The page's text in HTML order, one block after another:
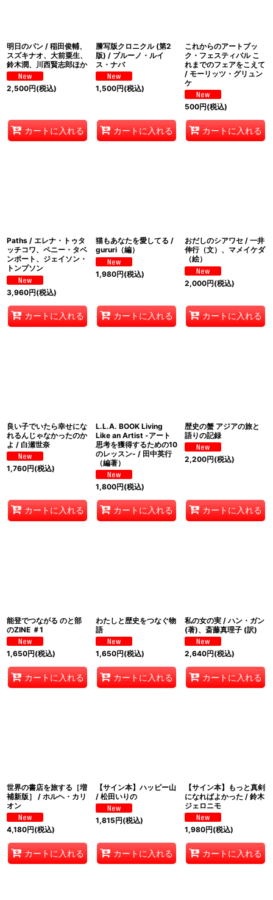
明日のパン / 稲田俊輔、
スズキナオ、大前粟生、
鈴木潤、川西賢志郎ほか
2,500円(税込)
カートに入れる
謄写版クロニクル (第2
版) / ブルーノ・ルイ
ス・ナバ
1,500円(税込)
カートに入れる
これからのアートブッ
ク・フェスティバル こ
れまでのフェアをこえて
/ モーリッツ・グリュン
ケ
500円(税込)
カートに入れる
Paths / エレナ・トゥタ
ッチコワ、ペニー・タベ
ンポート、ジェイソン・
トンプソン
3,960円(税込)
カートに入れる
猫もあなたを愛してる /
gururi（編）
1,980円(税込)
カートに入れる
おだしのシアワセ / 一井
伸行（文）、マメイケダ
（絵）
2,000円(税込)
カートに入れる
良い子でいたら幸せにな
れるんじゃなかったのか
よ / 白瀬世奈
1,760円(税込)
カートに入れる
L.L.A. BOOK Living
Like an Artist -アート
思考を獲得するための10
のレッスン- / 田中英行
（編著）
1,800円(税込)
カートに入れる
歴史の蟹 アジアの旅と
語りの記録
2,200円(税込)
カートに入れる
能登でつながる のと部
のZINE ＃1
1,650円(税込)
カートに入れる
わたしと歴史をつなぐ物
語
1,650円(税込)
カートに入れる
私の女の実 / ハン・ガン
(著)、斎藤真理子 (訳)
2,640円(税込)
カートに入れる
世界の書店を旅する［増
補新版］ / ホルヘ・カリ
オン
4,180円(税込)
カートに入れる
【サイン本】ハッピー山
/ 松田いりの
1,815円(税込)
カートに入れる
【サイン本】もっと真剣
になればよかった / 鈴木
ジェロニモ
1,980円(税込)
カートに入れる